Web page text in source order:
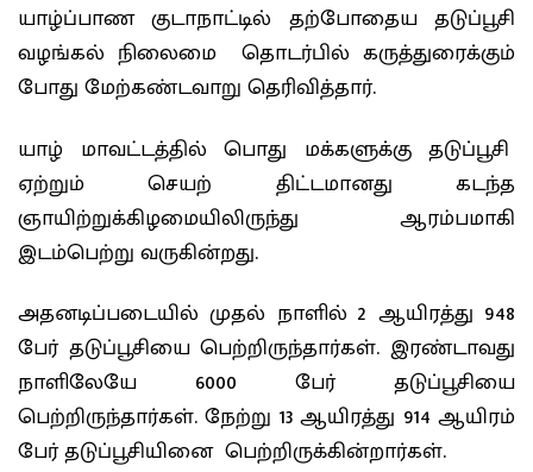
யாழ்ப்பாண குடாநாட்டில் தற்போதைய தடுப்பூசி
வழங்கல் நிலைமை தொடர்பில் கருத்துரைக்கும்
போது மேற்கண்டவாறு தெரிவித்தார்.
யாழ் மாவட்டத்தில் பொது மக்களுக்கு தடுப்பூசி
ஏற்றும் செயற் திட்டமானது கடந்த
ஞாயிற்றுக்கிழமையிலிருந்து ஆரம்பமாகி
இடம்பெற்று வருகின்றது.
அதனடிப்படையில் முதல் நாளில் 2 ஆயிரத்து 948
பேர் தடுப்பூசியை பெற்றிருந்தார்கள். இரண்டாவது
நாளிலேயே 6000 பேர் தடுப்பூசியை
பெற்றிருந்தார்கள். நேற்று 13 ஆயிரத்து 914 ஆயிரம்
பேர் தடுப்பூசியினை பெற்றிருக்கின்றார்கள்.